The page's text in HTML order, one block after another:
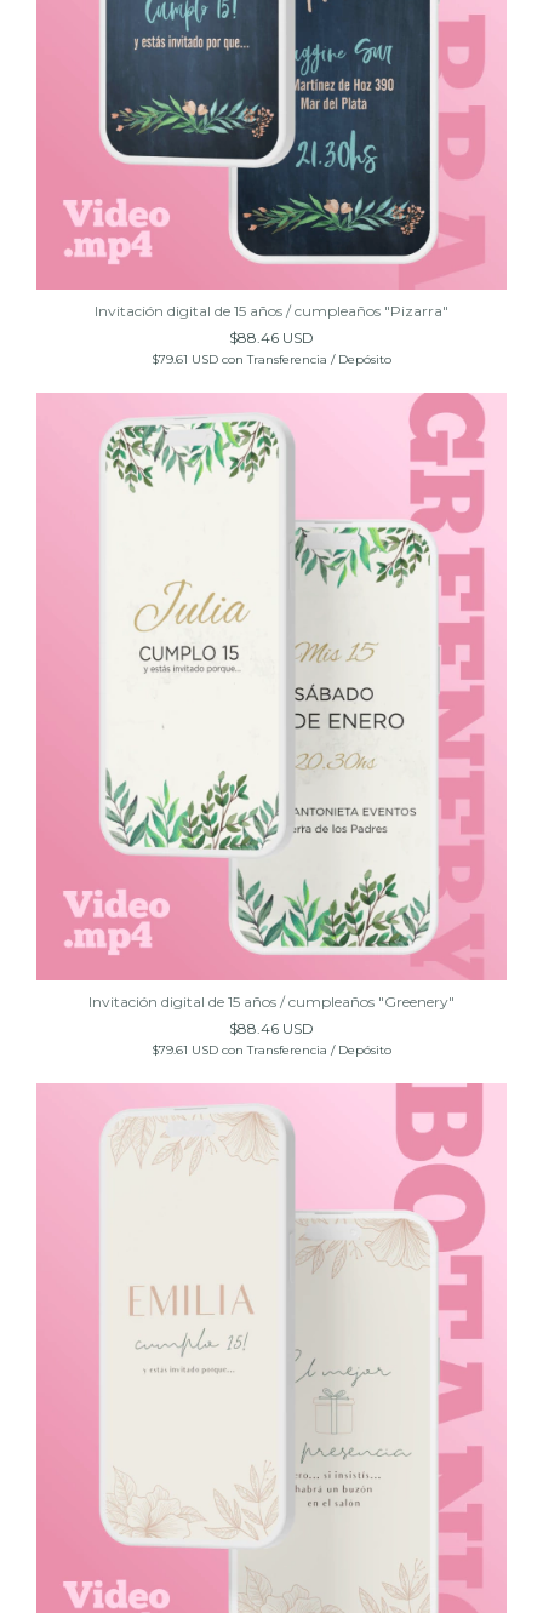
Invitación digital de 15 años / cumpleaños "Pizarra"
$88.46 USD
$79.61 USD con Transferencia / Depósito
Invitación digital de 15 años / cumpleaños "Greenery"
$88.46 USD
$79.61 USD con Transferencia / Depósito